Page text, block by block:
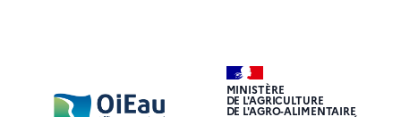
MINISTÈRE
DE L'AGRICULTURE
DE L'AGRO-ALIMENTAIRE